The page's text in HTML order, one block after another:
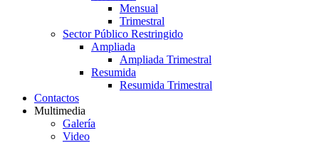
Mensual
Trimestral
Sector Público Restringido
Ampliada
Ampliada Trimestral
Resumida
Resumida Trimestral
Contactos
Multimedia
Galería
Video